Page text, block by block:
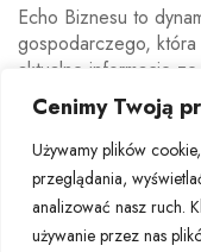
Cenimy Twoją
Używamy plików
przeglądania,
analizować nasz ruch.
używanie przez nas
Echo Biznesu to
gospodarczego,
aktualne informacje
doświadczonych
codziennie analizuje
trendy gospodarcze
światową ekonomię.